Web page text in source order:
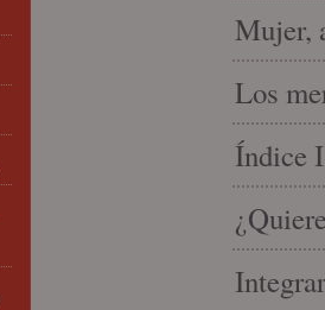
Mujer,
Los
Índice